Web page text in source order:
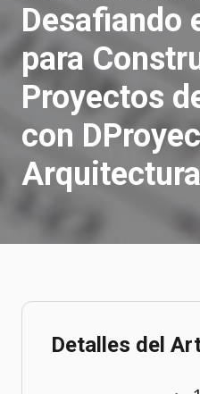
Desafiando
para
Proyectos
con
Arquitectura
Detalles del